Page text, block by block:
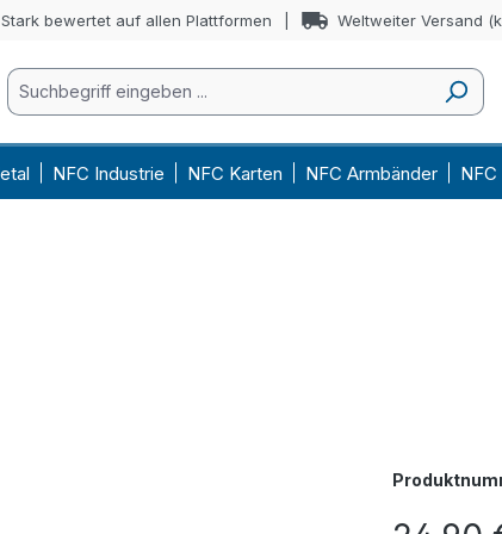
Stark bewertet auf allen Plattformen Weltweiter Versand
NFC Industrie NFC Karten NFC Armbänder
Regulärer